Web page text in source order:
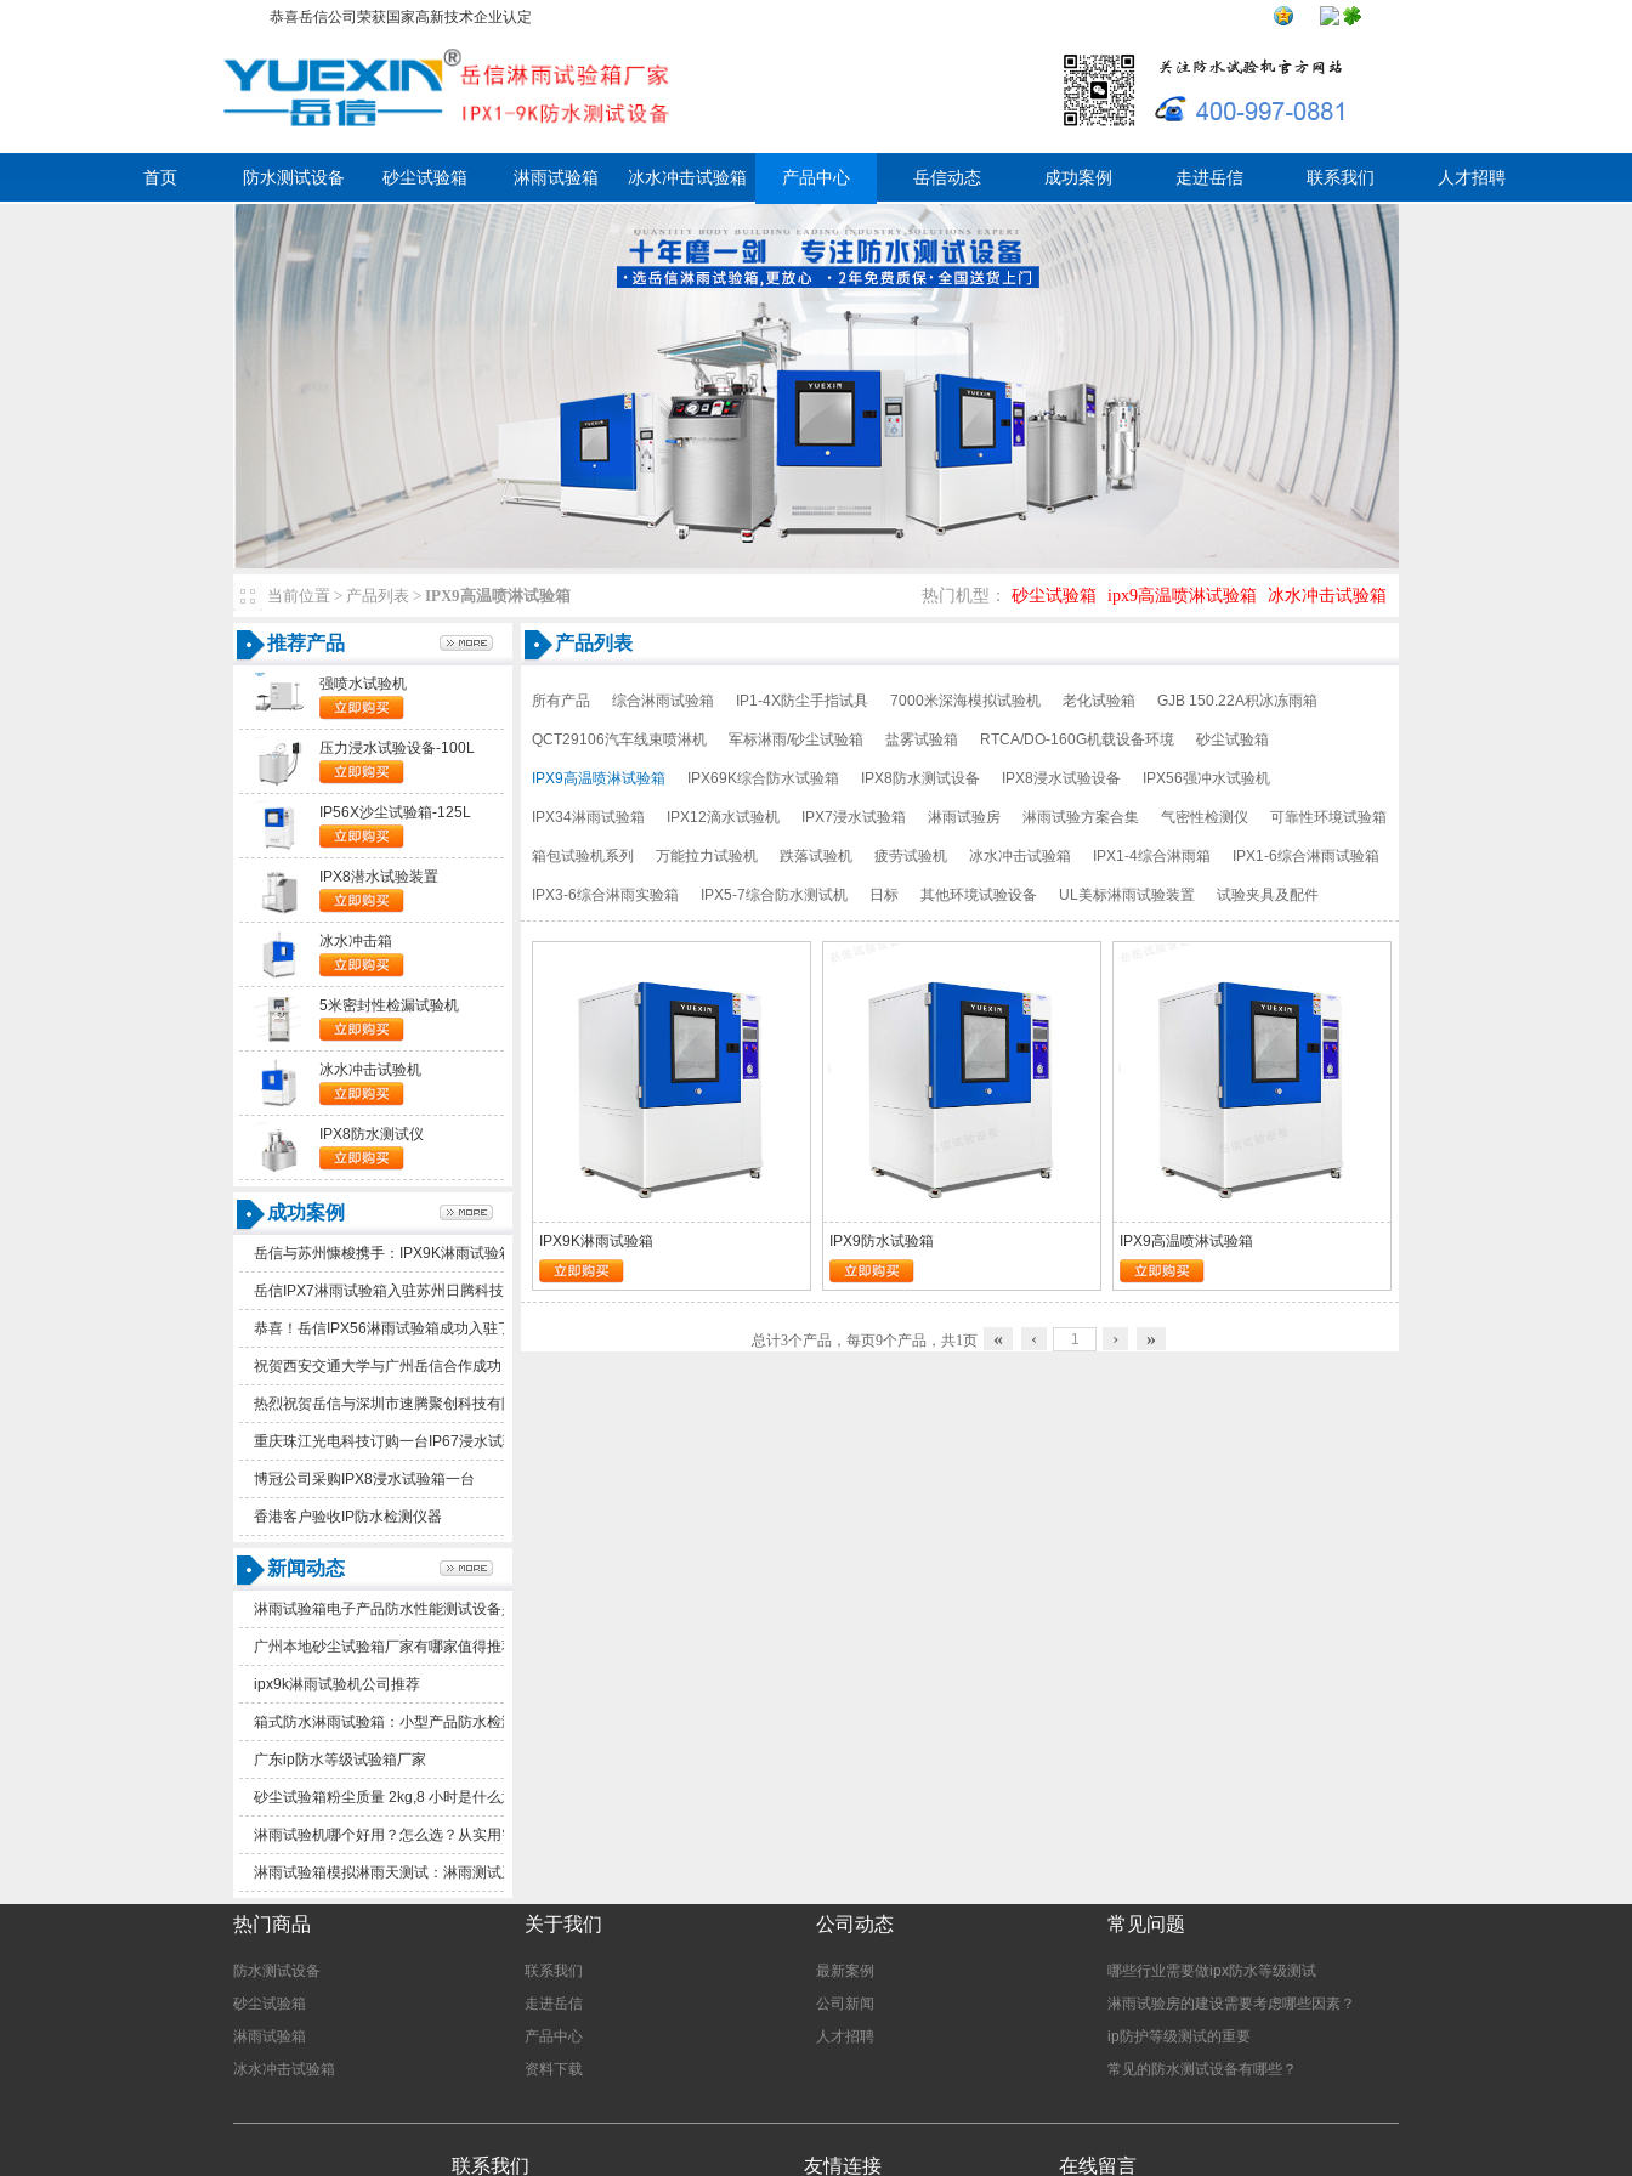
恭喜岳信公司荣获国家高新技术企业认定
首页 防水测试设备 砂尘试验箱 淋雨试验箱 冰水冲击试验箱 产品中心 岳信动态 成功案例 走进岳信 联系我们 人才招聘
资料下载
当前位置>产品列表> IPX9高温喷淋试验箱 热门机型： 砂尘试验箱 ipx9高温喷淋试验箱 冰水冲击试验箱
推荐产品
强喷水试验机
压力浸水试验设备-100L
IP56X沙尘试验箱-125L
IPX8潜水试验装置
冰水冲击箱
5米密封性检漏试验机
冰水冲击试验机
IPX8防水测试仪
成功案例
岳信与苏州慷梭携手：IPX9K淋雨试验箱助力品质提升
岳信IPX7淋雨试验箱入驻苏州日腾科技！
恭喜！岳信IPX56淋雨试验箱成功入驻了苏州德仕耐五金
祝贺西安交通大学与广州岳信合作成功！
热烈祝贺岳信与深圳市速腾聚创科技有限公司合作成功！
重庆珠江光电科技订购一台IP67浸水试验箱
博冠公司采购IPX8浸水试验箱一台
香港客户验收IP防水检测仪器
新闻动态
淋雨试验箱电子产品防水性能测试设备是什么东西？
广州本地砂尘试验箱厂家有哪家值得推荐
ipx9k淋雨试验机公司推荐
箱式防水淋雨试验箱：小型产品防水检测实用设备解析
广东ip防水等级试验箱厂家
砂尘试验箱粉尘质量2kg,8小时是什么意思？
淋雨试验机哪个好用？怎么选？从实用需求客观梳理选购思路
淋雨试验箱模拟淋雨天测试：淋雨测试系统技术解析与应用方案
产品列表
所有产品 综合淋雨试验箱 IP1-4X防尘手指试具 7000米深海模拟试验机 老化试验箱 GJB150.22A积冰冻雨箱
QCT29106汽车线束喷淋机 军标淋雨/砂尘试验箱 盐雾试验箱 RTCA/DO-160G机载设备环境 砂尘试验箱
IPX9高温喷淋试验箱 IPX69K综合防水试验箱 IPX8防水测试设备 IPX8浸水试验设备 IPX56强冲水试验机
IPX34淋雨试验箱 IPX12滴水试验机 IPX7浸水试验箱 淋雨试验房 淋雨试验方案合集 气密性检测仪 可靠性环境试验箱
箱包试验机系列 万能拉力试验机 跌落试验机 疲劳试验机 冰水冲击试验箱 IPX1-4综合淋雨箱 IPX1-6综合淋雨试验箱
IPX3-6综合淋雨实验箱 IPX5-7综合防水测试机 日标 其他环境试验设备 UL美标淋雨试验装置 试验夹具及配件
IPX9K淋雨试验箱 IPX9防水试验箱 IPX9高温喷淋试验箱
总计3个产品，每页9个产品，共1页 « ‹ › »
热门商品
防水测试设备
砂尘试验箱
淋雨试验箱
冰水冲击试验箱
关于我们
联系我们
走进岳信
产品中心
资料下载
公司动态
最新案例
公司新闻
人才招聘
常见问题
哪些行业需要做ipx防水等级测试
淋雨试验房的建设需要考虑哪些因素？
ip防护等级测试的重要
常见的防水测试设备有哪些？
联系我们 友情连接 在线留言